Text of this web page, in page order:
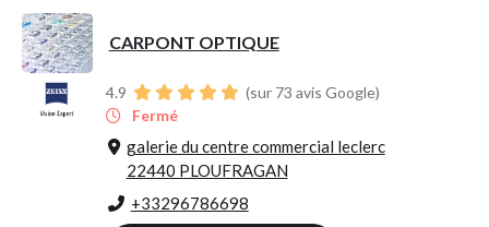
CARPONT OPTIQUE
4.9
(sur 73 avis Google)
Fermé
galerie du centre commercial leclerc
22440 PLOUFRAGAN
+33296786698